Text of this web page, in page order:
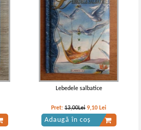
Lebedele salbatice
Pret:13,00Lei 9,10 Lei
Adaugă în coș